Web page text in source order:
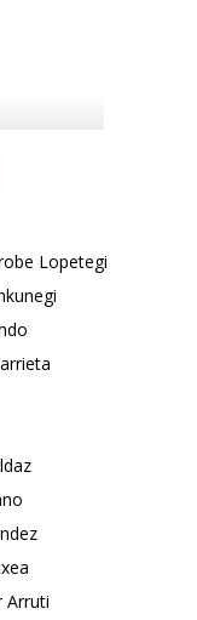
Lopetegi
Arruti